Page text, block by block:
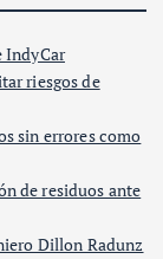
IndyCar
riesgos de
sin errores como
de residuos ante
Dillon Radunz